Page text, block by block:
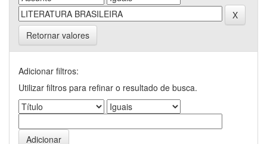
Retornar valores
Adicionar filtros:
Utilizar filtros para refinar o resultado de busca.